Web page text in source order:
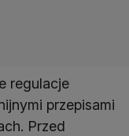
regulacje
przepisami
Przed